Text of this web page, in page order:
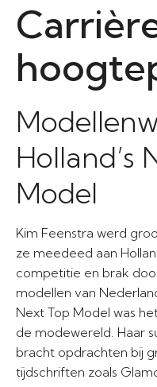
Holland’s
Model
Kim Feenstra werd
ze meedeed aan
competitie en brak
modellen van
Next Top Model was
de modewereld. Haar
bracht opdrachten bij
tijdschriften zoals